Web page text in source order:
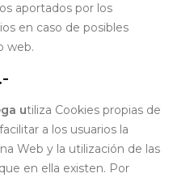
aportados por los
en caso de posibles
web.
.-
utiliza Cookies propias de
a los usuarios la
Web y la utilización de las
en ella existen. Por